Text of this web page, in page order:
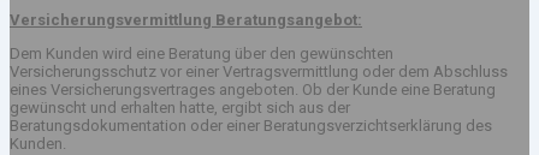
Versicherungsvermittlung Beratungsangebot:
Dem Kunden wird eine Beratung über den gewünschten
Versicherungsschutz vor einer Vertragsvermittlung oder dem Abschluss
eines Versicherungsvertrages angeboten. Ob der Kunde eine Beratung
gewünscht und erhalten hatte, ergibt sich aus der
Beratungsdokumentation oder einer Beratungsverzichtserklärung des
Kunden.